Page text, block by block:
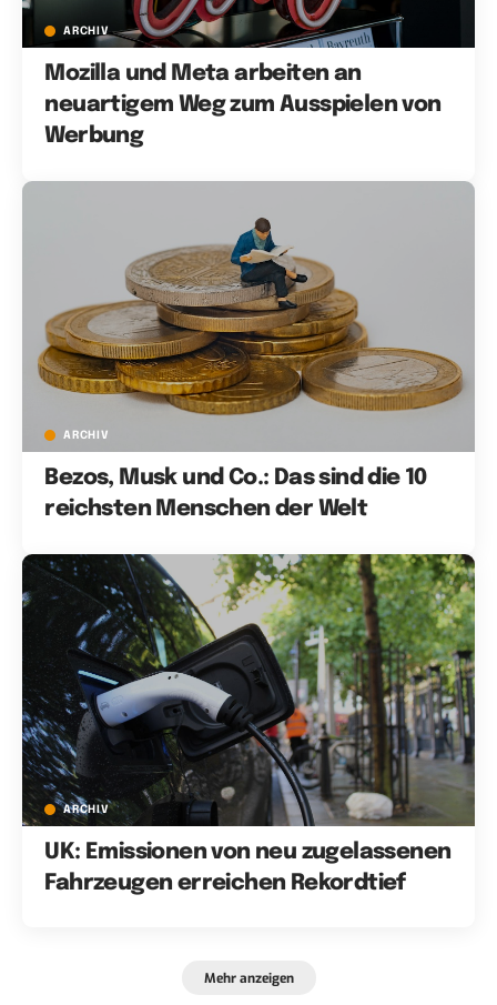
ARCHIV
Mozilla und Meta arbeiten an
neuartigem Weg zum Ausspielen von
Werbung
ARCHIV
Bezos, Musk und Co.: Das sind die 10
reichsten Menschen der Welt
ARCHIV
UK: Emissionen von neu zugelassenen
Fahrzeugen erreichen Rekordtief
Mehr anzeigen